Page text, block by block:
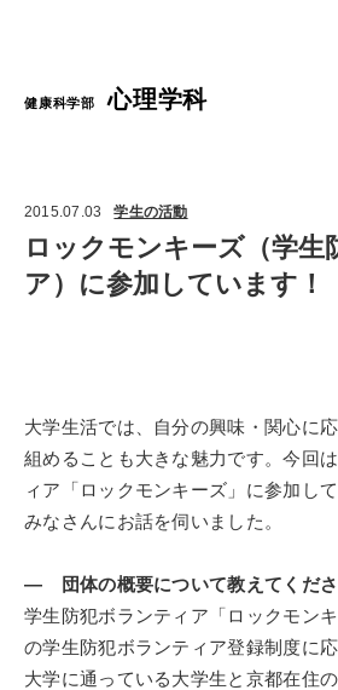
健康科学部 心理学科
2015.07.03 学生の活動
ロックモンキーズ（学生
ア）に参加しています！
大学生活では、自分の興味・関心に
組めることも大きな魅力です。今回
ィア「ロックモンキーズ」に参加し
みなさんにお話を伺いました。
― 団体の概要について教えてくだ
学生防犯ボランティア「ロックモン
の学生防犯ボランティア登録制度に
大学に通っている大学生と京都在住